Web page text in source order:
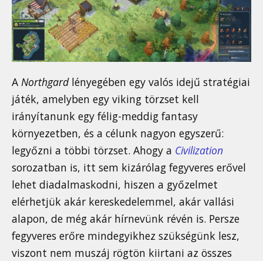
A Northgardlényegében egy valós idejű stratégiai
játék, amelyben egy viking törzset kell
irányítanunk egy félig-meddig fantasy
környezetben, és a célunk nagyon egyszerű:
legyőzni a többi törzset. Ahogy a Civilization
sorozatban is, itt sem kizárólag fegyveres erővel
lehet diadalmaskodni, hiszen a győzelmet
elérhetjük akár kereskedelemmel, akár vallási
alapon, de még akár hírnevünk révén is. Persze
fegyveres erőre mindegyikhez szükségünk lesz,
viszont nem muszáj rögtön kiirtani az összes